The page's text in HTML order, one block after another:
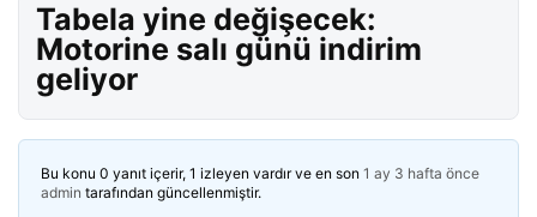
Tabela yine değişecek:
Motorine salı günü indirim
geliyor
Bu konu 0 yanıt içerir, 1 izleyen vardır ve en son 1 ay 3 hafta önce
admin tarafından güncellenmiştir.